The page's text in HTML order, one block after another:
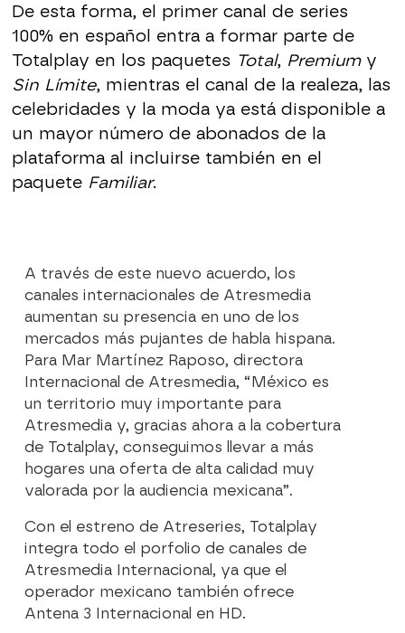
De esta forma, el primer canal de series
100% en español entra a formar parte de
Totalplay en los paquetes Total, Premiumy
Sin Límite, mientras el canal de la realeza, las
celebridades y la moda ya está disponible a
un mayor número de abonados de la
plataforma al incluirse también en el
paquete Familiar.
A través de este nuevo acuerdo, los
canales internacionales de Atresmedia
aumentan su presencia en uno de los
mercados más pujantes de habla hispana.
Para Mar Martínez Raposo, directora
Internacional de Atresmedia, “México es
un territorio muy importante para
Atresmedia y, gracias ahora a la cobertura
de Totalplay, conseguimos llevar a más
hogares una oferta de alta calidad muy
valorada por la audiencia mexicana”.
Con el estreno de Atreseries, Totalplay
integra todo el porfolio de canales de
Atresmedia Internacional, ya que el
operador mexicano también ofrece
Antena 3 Internacional en HD.